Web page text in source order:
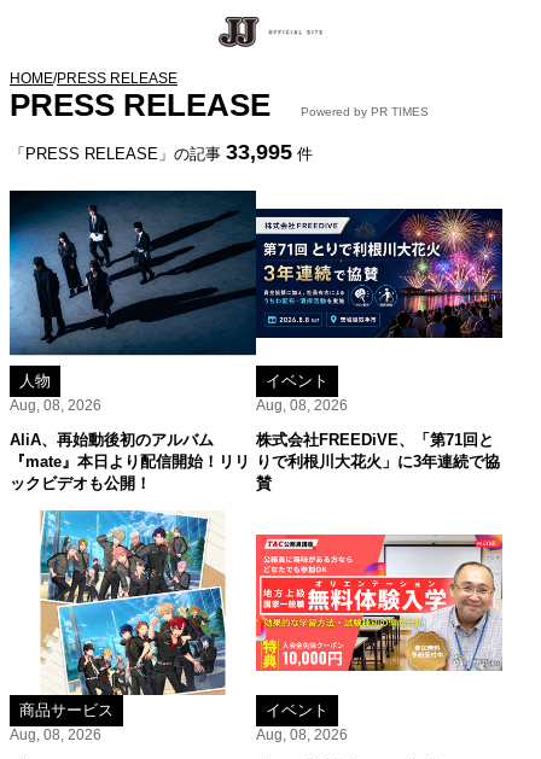
HOME/PRESS RELEASE
PRESS RELEASE Powered by PR TIMES
「PRESS RELEASE」の記事 33,995 件
人物
Aug, 08, 2026
AliA、再始動後初のアルバム
『mate』本日より配信開始！リリ
ックビデオも公開！
イベント
Aug, 08, 2026
株式会社FREEDiVE、「第71回と
りで利根川大花火」に3年連続で協
賛
商品サービス
Aug, 08, 2026
イベント
Aug, 08, 2026